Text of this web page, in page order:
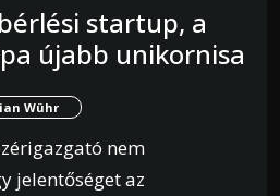
startup, a
újabb unikornisa
Wühr
nem
jelentőséget az